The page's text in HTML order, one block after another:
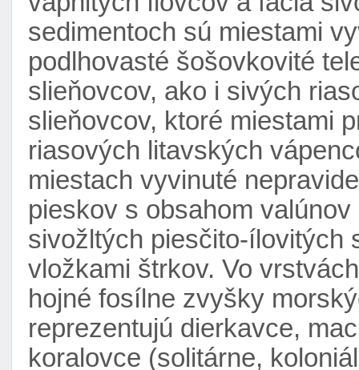
sedimentoch sú miestami
podlhovasté šošovkovité
slieňovcov, ako i sivých
slieňovcov, ktoré miestami
riasových litavských
miestach vyvinuté
pieskov s obsahom
sivožltých piesčito-ílovitých
vložkami štrkov. Vo
hojné fosílne zvyšky
reprezentujú dierkavce,
koralovce (solitárne,